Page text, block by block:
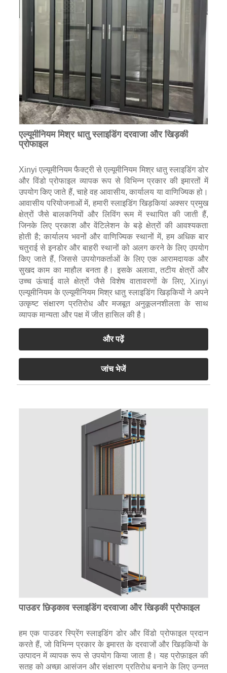
एल्यूमीनियम मिश्र धातु स्लाइडिंग दरवाजा और खिड़की
प्रोफाइल
Xinyi एल्यूमीनियम फैक्ट्री से एल्यूमीनियम मिश्र धातु स्लाइडिंग डोर
और विंडो प्रोफाइल व्यापक रूप से विभिन्न प्रकार की इमारतों में
उपयोग किए जाते हैं, चाहे वह आवासीय, कार्यालय या वाणिज्यिक हो।
आवासीय परियोजनाओं में, हमारी स्लाइडिंग खिड़कियां अक्सर प्रमुख
क्षेत्रों जैसे बालकनियों और लिविंग रूम में स्थापित की जाती हैं,
जिनके लिए प्रकाश और वेंटिलेशन के बड़े क्षेत्रों की आवश्यकता
होती है; कार्यालय भवनों और वाणिज्यिक स्थानों में, हम अधिक बार
चतुराई से इनडोर और बाहरी स्थानों को अलग करने के लिए उपयोग
किए जाते हैं, जिससे उपयोगकर्ताओं के लिए एक आरामदायक और
सुखद काम का माहौल बनता है। इसके अलावा, तटीय क्षेत्रों और
उच्च ऊंचाई वाले क्षेत्रों जैसे विशेष वातावरणों के लिए, Xinyi
एल्यूमीनियम के एल्यूमीनियम मिश्र धातु स्लाइडिंग खिड़कियों ने अपने
उत्कृष्ट संक्षारण प्रतिरोध और मजबूत अनुकूलनशीलता के साथ
व्यापक मान्यता और पक्ष में जीत हासिल की है।
और पढ़ें
जांच भेजें
पाउडर छिड़काव स्लाइडिंग दरवाजा और खिड़की प्रोफाइल
हम एक पाउडर स्प्रेिंग स्लाइडिंग डोर और विंडो प्रोफाइल प्रदान
करते हैं, जो विभिन्न प्रकार के इमारत के दरवाजों और खिड़कियों के
उत्पादन में व्यापक रूप से उपयोग किया जाता है। यह प्रोफ़ाइल की
सतह को अच्छा आसंजन और संक्षारण प्रतिरोध बनाने के लिए उन्नत